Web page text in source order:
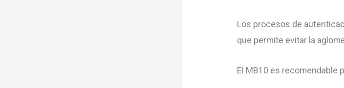
Los procesos de
que permite evitar la
El MB10 es recomendable